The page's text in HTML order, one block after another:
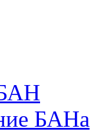
БАНа